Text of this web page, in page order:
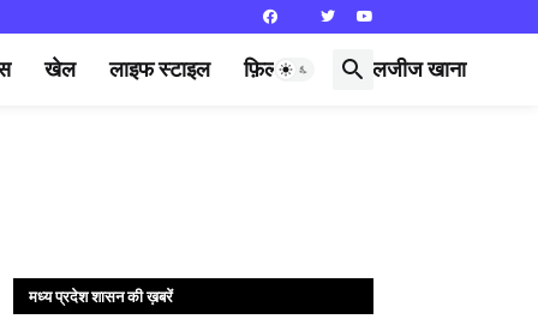
खेल लाइफ स्टाइल फ़िल्मी दुनिया लजीज खाना
मध्य प्रदेश शासन की ख़बरें